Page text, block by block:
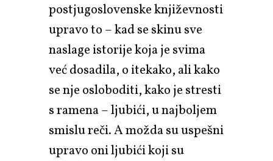
postjugoslovenske književnosti
upravo to – kad se skinu sve
naslage istorije koja je svima
već dosadila, o itekako, ali kako
se nje osloboditi, kako je stresti
s ramena – ljubići, u najboljem
smislu reči. A možda su uspešni
upravo oni ljubići koji su